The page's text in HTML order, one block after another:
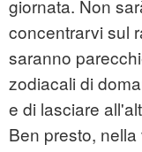
giornata. Non
concentrarvi sul
saranno
zodiacali di
e di lasciare
Ben presto,